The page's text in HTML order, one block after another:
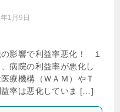
1月9日
影響で利益率悪化！ １
病院の利益率が悪化し
療機構（ＷＡＭ）やＴ
益率は悪化していま […]